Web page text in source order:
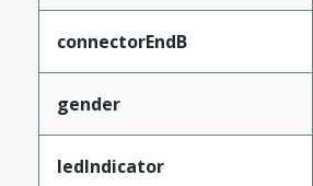
connectorEndB
gender
ledIndicator